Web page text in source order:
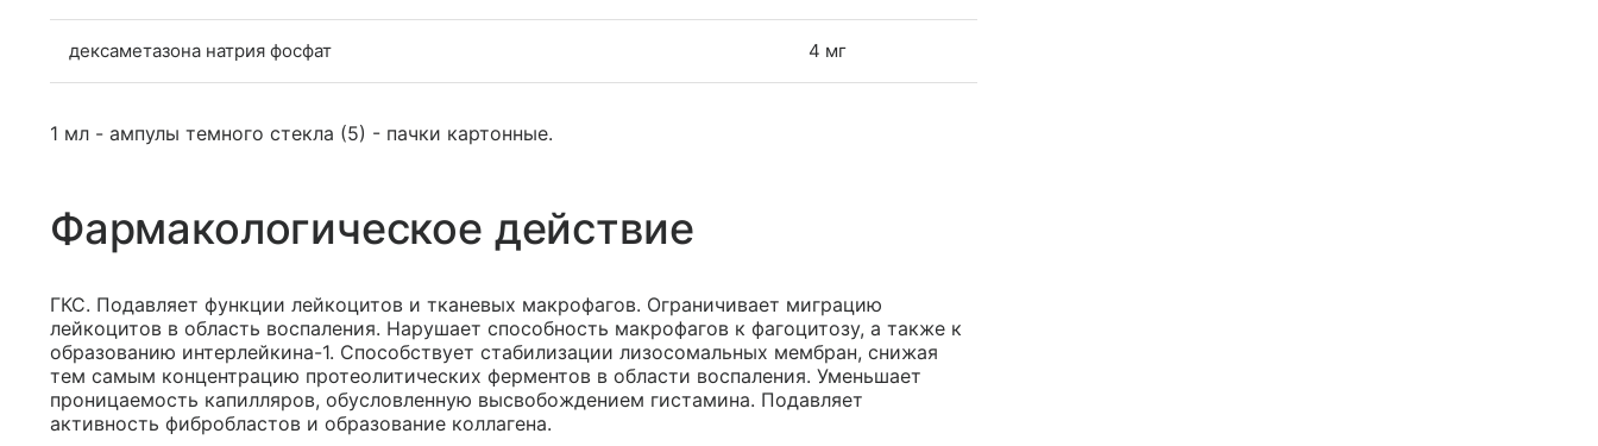
дексаметазона натрия фосфат 4 мг
1 мл - ампулы темного стекла (5) - пачки картонные.
Фармакологическое действие
ГКС. Подавляет функции лейкоцитов и тканевых макрофагов. Ограничивает миграцию
лейкоцитов в область воспаления. Нарушает способность макрофагов к фагоцитозу, а также к
образованию интерлейкина-1. Способствует стабилизации лизосомальных мембран, снижая
тем самым концентрацию протеолитических ферментов в области воспаления. Уменьшает
проницаемость капилляров, обусловленную высвобождением гистамина. Подавляет
активность фибробластов и образование коллагена.